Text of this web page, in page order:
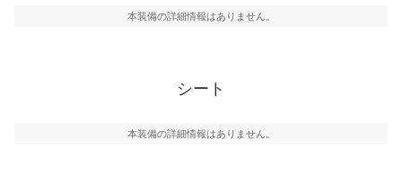
本装備の詳細情報はありません。
シート
本装備の詳細情報はありません。